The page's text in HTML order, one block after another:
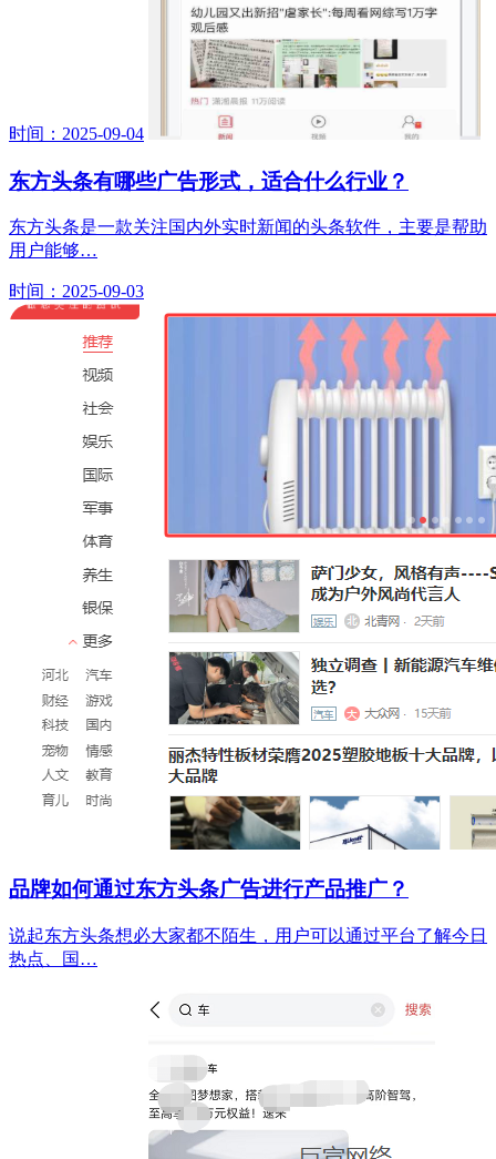
时间：2025-09-04
东方头条有哪些广告形式，适合什么行业？
东方头条是一款关注国内外实时新闻的头条软件，主要是帮助
用户能够…
时间：2025-09-03
品牌如何通过东方头条广告进行产品推广？
说起东方头条想必大家都不陌生，用户可以通过平台了解今日
热点、国…